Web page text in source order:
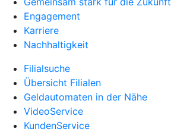
Engagement
Karriere
Nachhaltigkeit
Filialsuche
Übersicht Filialen
Geldautomaten in der Nähe
VideoService
KundenService